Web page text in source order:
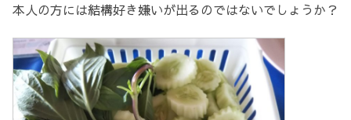
本人の方には結構好き嫌いが出るのではないでしょうか？